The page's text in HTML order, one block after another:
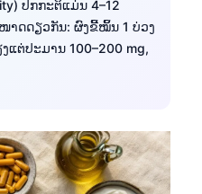
ປົກກະຕິແມ່ນ 4–12
ດດຽວກັນ: ຜົງຂີ້ໝິ້ນ 1 ບ່ວງ
ແຕ່ປະມານ 100–200 mg,